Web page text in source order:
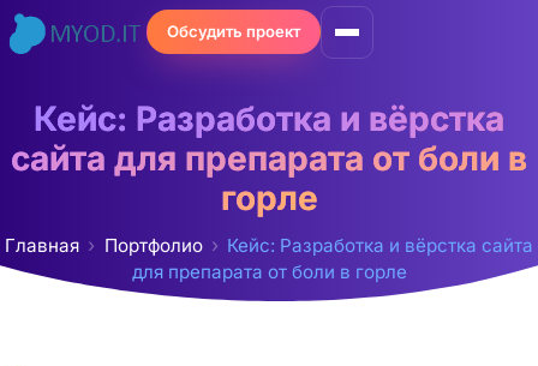
Перейти
к
Обсудить проект
Кейс: Разработка и вёрстка
сайта для препарата от боли в
горле
Главная Портфолио
Кейс: Разработка и вёрстка сайта
для препарата от боли в горле